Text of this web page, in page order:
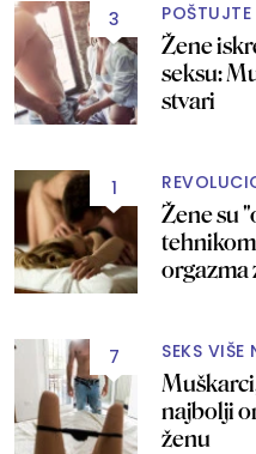
3 POŠTUJTE
Žene
seksu:
stvari
1
Žene su
orgazma
7 SEKS VIŠE
najbolji
ženu